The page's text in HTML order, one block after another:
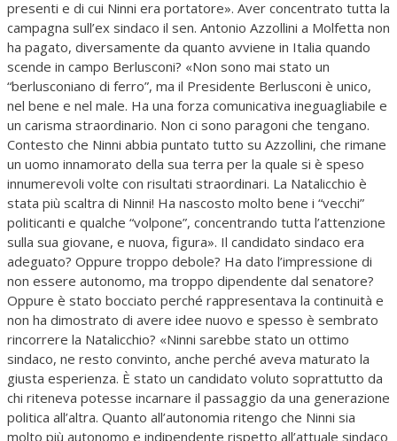
presenti e di cui Ninni era portatore». Aver concentrato tutta la
campagna sull’ex sindaco il sen. Antonio Azzollini a Molfetta non
ha pagato, diversamente da quanto avviene in Italia quando
scende in campo Berlusconi? «Non sono mai stato un
“berlusconiano di ferro”, ma il Presidente Berlusconi è unico,
nel bene e nel male. Ha una forza comunicativa ineguagliabile e
un carisma straordinario. Non ci sono paragoni che tengano.
Contesto che Ninni abbia puntato tutto su Azzollini, che rimane
un uomo innamorato della sua terra per la quale si è speso
innumerevoli volte con risultati straordinari. La Natalicchio è
stata più scaltra di Ninni! Ha nascosto molto bene i “vecchi”
politicanti e qualche “volpone”, concentrando tutta l’attenzione
sulla sua giovane, e nuova, figura». Il candidato sindaco era
adeguato? Oppure troppo debole? Ha dato l’impressione di
non essere autonomo, ma troppo dipendente dal senatore?
Oppure è stato bocciato perché rappresentava la continuità e
non ha dimostrato di avere idee nuovo e spesso è sembrato
rincorrere la Natalicchio? «Ninni sarebbe stato un ottimo
sindaco, ne resto convinto, anche perché aveva maturato la
giusta esperienza. È stato un candidato voluto soprattutto da
chi riteneva potesse incarnare il passaggio da una generazione
politica all’altra. Quanto all’autonomia ritengo che Ninni sia
molto più autonomo e indipendente rispetto all’attuale sindaco